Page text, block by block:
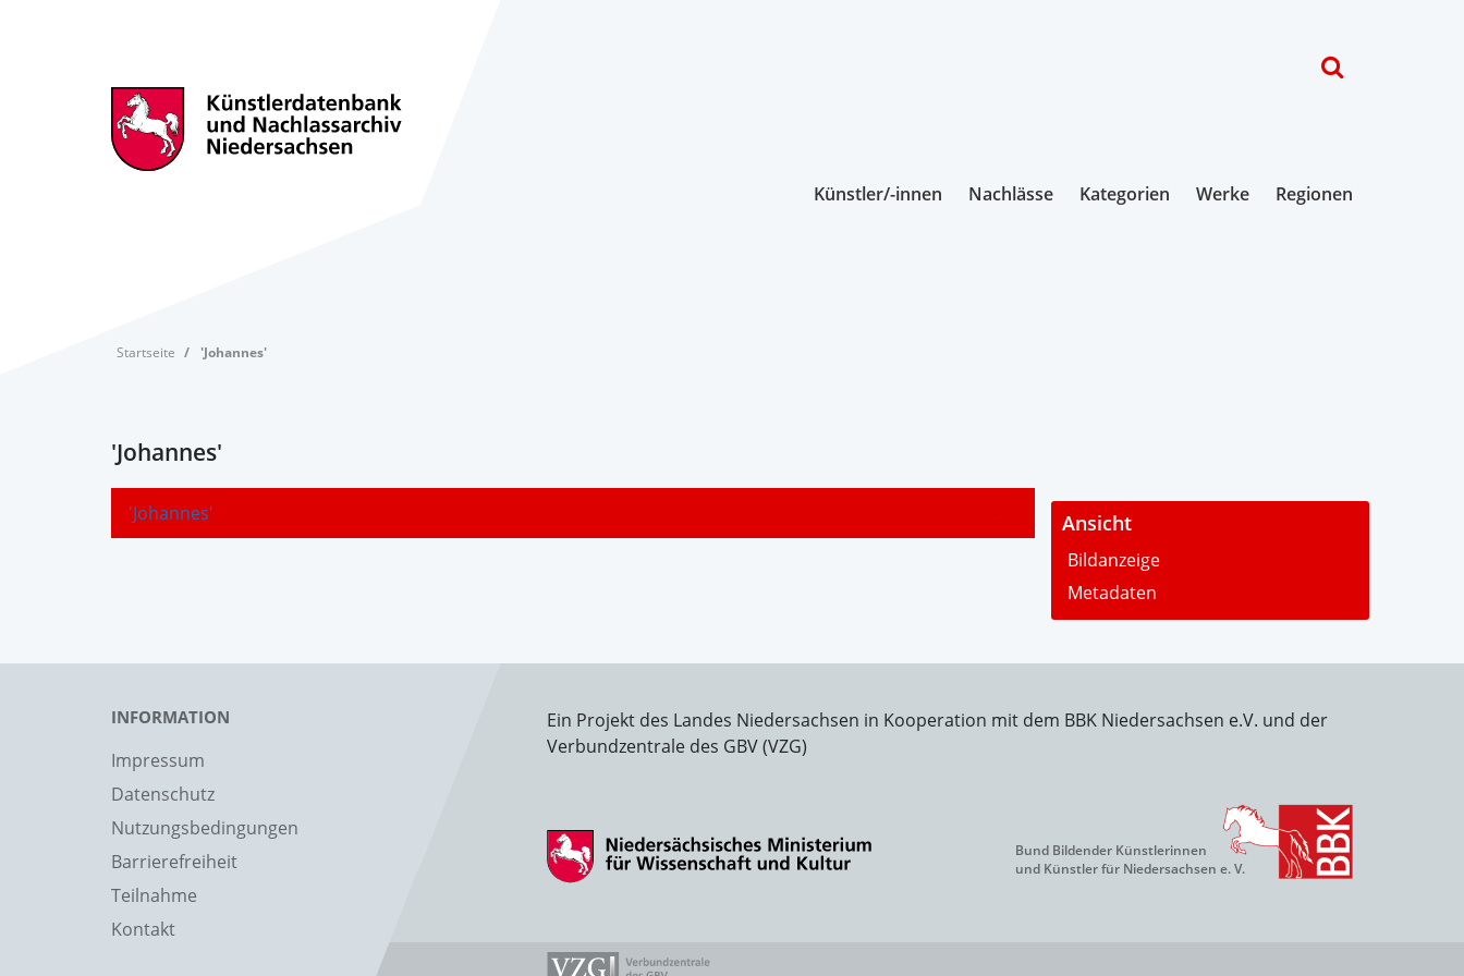
Künstler/-innen Nachlässe Kategorien Werke Regionen
Startseite 'Johannes'
'Johannes'
'Johannes' - Ansicht
Bildanzeige
Metadaten
INFORMATION
Impressum
Datenschutz
Nutzungsbedingungen
Barrierefreiheit
Teilnahme
Kontakt
Ein Projekt des Landes Niedersachsen in Kooperation mit dem BBK Niedersachsen e.V. und der
Verbundzentrale des GBV (VZG)
Bund Bildender Künstlerinnen
und Künstler für Niedersachsen e. V.